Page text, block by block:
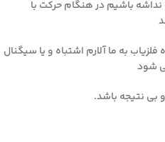
نداشه باشیم در هنگام حرکت با
به ما آلارم اشتباه و یا سیگنال
شود
بی نتیجه باشد.